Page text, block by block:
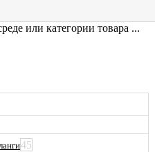
или категории товара ...
45